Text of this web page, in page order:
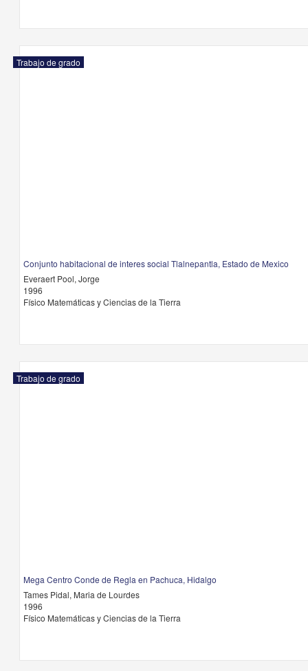
Trabajo de grado
Conjunto habitacional de interes social Tlalnepantla, Estado de Mexico
Everaert Pool, Jorge
1996
Físico Matemáticas y Ciencias de la Tierra
Trabajo de grado
Mega Centro Conde de Regla en Pachuca, Hidalgo
Tames Pidal, Maria de Lourdes
1996
Físico Matemáticas y Ciencias de la Tierra